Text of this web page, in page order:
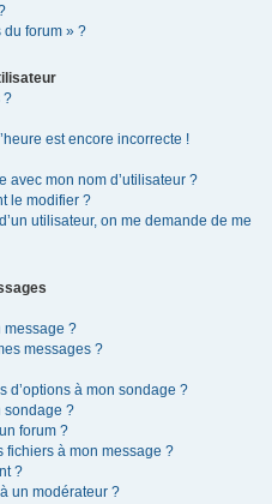
du forum » ?
?
est encore incorrecte !
avec mon nom d’utilisateur ?
le modifier ?
d’un utilisateur, on me demande de me
message ?
messages ?
d’options à mon sondage ?
sondage ?
forum ?
fichiers à mon message ?
?
un modérateur ?